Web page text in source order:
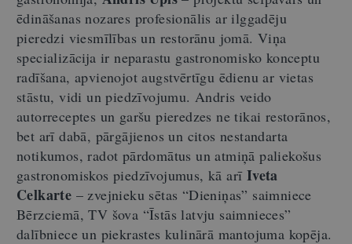
ēdināšanas nozares profesionālis ar ilggadēju
pieredzi viesmīlības un restorānu jomā. Viņa
specializācija ir neparastu gastronomisko konceptu
radīšana, apvienojot augstvērtīgu ēdienu ar vietas
stāstu, vidi un piedzīvojumu. Andris veido
autorreceptes un garšu pieredzes ne tikai restorānos,
bet arī dabā, pārgājienos un citos nestandarta
notikumos, radot pārdomātus un atmiņā paliekošus
gastronomiskos piedzīvojumus, kā arī Iveta
Celkarte – zvejnieku sētas “Dieniņas” saimniece
Bērzciemā, TV šova “Īstās latvju saimnieces”
dalībniece un piekrastes kulinārā mantojuma kopēja.